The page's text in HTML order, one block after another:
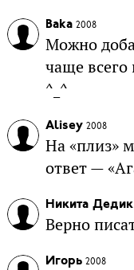
Baka 2008
Можно
чаще всего
^_^
Alisey 2008
На «плиз»
ответ —
Никита Дедик
Верно
Игорь 2008